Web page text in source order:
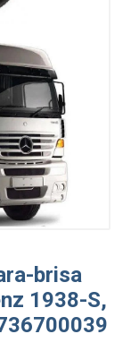
brisa
1938-S,